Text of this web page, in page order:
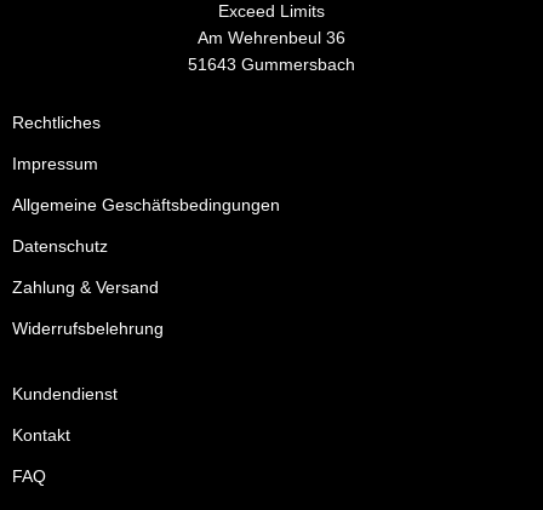
Exceed Limits
Am Wehrenbeul 36
51643 Gummersbach
Rechtliches
Impressum
Allgemeine Geschäftsbedingungen
Datenschutz
Zahlung & Versand
Widerrufsbelehrung
Kundendienst
Kontakt
FAQ